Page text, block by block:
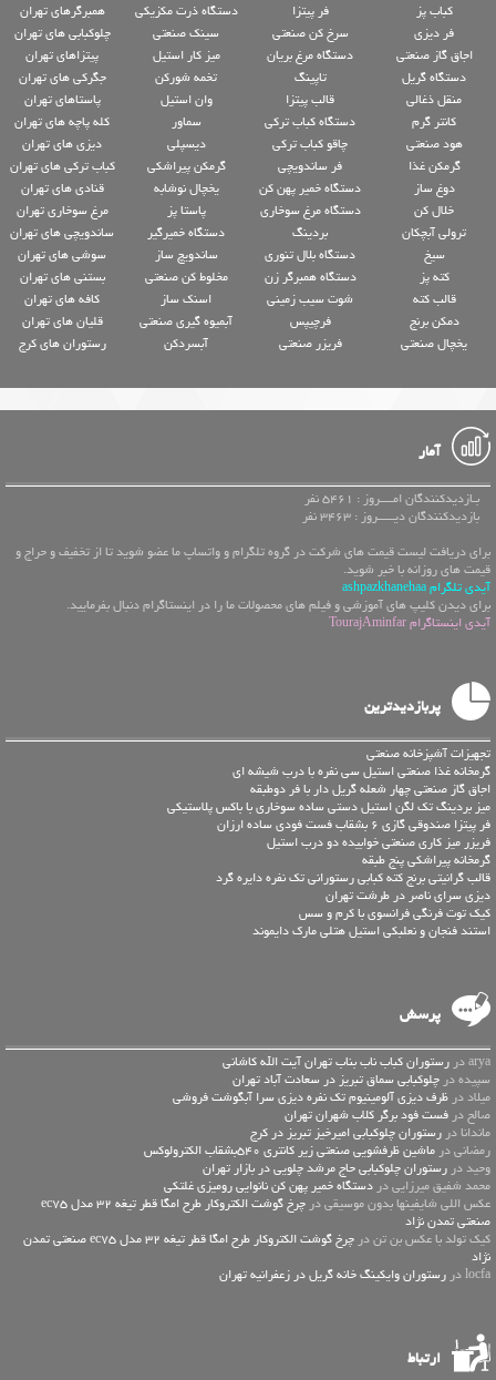
کباب پز
فر دیزی
اجاق گاز صنعتی
دستگاه گریل
منقل ذغالی
کانتر گرم
هود صنعتی
گرمکن غذا
دوغ ساز
خلال کن
ترولی آبچکان
سیخ
کته پز
قالب کته
دمکن برنج
یخچال صنعتی
فر پیتزا
سرخ کن صنعتی
دستگاه مرغ بریان
تاپینگ
قالب پیتزا
دستگاه کباب ترکی
چاقو کباب ترکی
فر ساندویچی
دستگاه خمیر پهن کن
دستگاه مرغ سوخاری
بردینگ
دستگاه بلال تنوری
دستگاه همبرگر زن
شوت سیب زمینی
فرچیپس
فریزر صنعتی
دستگاه ذرت مکزیکی
سینک صنعتی
میز کار استیل
تخمه شورکن
وان استیل
سماور
دیسپلی
گرمکن پیراشکی
یخچال نوشابه
پاستا پز
دستگاه خمیرگیر
ساندویچ ساز
مخلوط کن صنعتی
اسنک ساز
آبمیوه گیری صنعتی
آبسردکن
همبرگرهای تهران
چلوکبابی های تهران
پیتزاهای تهران
جگرکی های تهران
پاستاهای تهران
کله پاچه های تهران
دیزی های تهران
کباب ترکی های تهران
قنادی های تهران
مرغ سوخاری تهران
ساندویچی های تهران
سوشی های تهران
بستنی های تهران
کافه های تهران
قلیان های تهران
رستوران های کرج
آمار
بـازدیدکنندگان امــــروز : 5461 نفر
بازدیدکنندگان دیـــــروز : 3463 نفر
برای دریافت لیست قیمت های شرکت در گروه تلگرام و واتساپ ما عضو شوید تا از تخفیف و حراج و
قیمت های روزانه با خبر شوید.
آیدی تلگرام ashpazkhanehaa
برای دیدن کلیپ های آموزشی و فیلم های محصولات ما را در اینستاگرام دنبال بفرمایید.
آیدی اینستاگرام TourajAminfar
پربازدیدترین
تجهیزات آشپزخانه صنعتی
گرمخانه غذا صنعتی استیل سی نفره با درب شیشه ای
اجاق گاز صنعتی چهار شعله گریل دار با فر دوطبقه
میز بردینگ تک لگن استیل دستی ساده سوخاری با باکس پلاستیکی
فر پیتزا صندوقی گازی 6 بشقاب فست فودی ساده ارزان
فریزر میز کاری صنعتی خوابیده دو درب استیل
گرمخانه پیراشکی پنج طبقه
قالب گرانیتی برنج کته کبابی رستورانی تک نفره دایره گرد
دیزی سرای ناصر در طرشت تهران
کیک توت فرنگی فرانسوی با کرم و سس
استند فنجان و نعلبکی استیل هتلی مارک دایموند
پرسش
arya در
رستوران کباب ناب بناب تهران آیت الله کاشانی
سپیده در چلوکبابی سماق تبریز در سعادت آباد تهران
میلاد در ظرف دیزی آلومینیوم تک نفره دیزی سرا آبگوشت فروشی
صالح در فست فود برگر کلاب شهران تهران
ماندانا در رستوران چلوکبابی امیرخیز تبریز در کرج
رمضانی در ماشین ظرفشویی صنعتی زیر کانتری 540بشقاب الکترولوکس
وحید در رستوران چلوکبابی حاج مرشد چلویی در بازار تهران
محمد شفیق میرزایی در دستگاه خمیر پهن کن نانوایی رومیزی غلتکی
عكس اللي شايفينها بدون موسيقى در
چرخ گوشت الکتروکار طرح امگا قطر تیغه 32 مدل ec75
صنعتی تمدن نژاد
کیک تولد با عکس بن تن در
چرخ گوشت الکتروکار طرح امگا قطر تیغه 32 مدل ec75 صنعتی تمدن
نژاد
locfa در
رستوران وایکینگ خانه گریل در زعفرانیه تهران
ارتباط